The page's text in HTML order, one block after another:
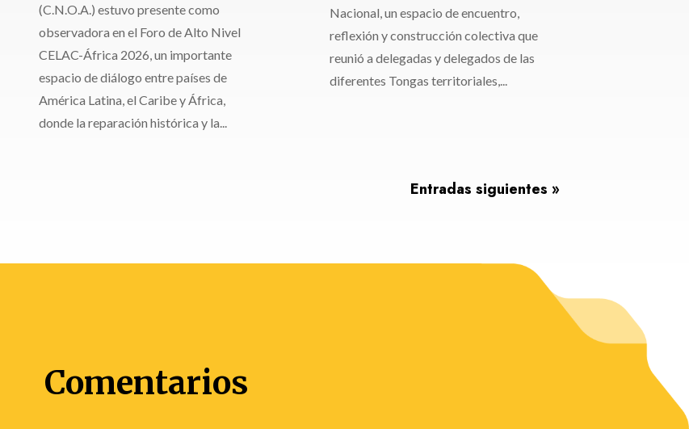
(C.N.O.A.) estuvo presente como
observadora en el Foro de Alto Nivel
CELAC-África 2026, un importante
espacio de diálogo entre países de
América Latina, el Caribe y África,
donde la reparación histórica y la...
Nacional, un espacio de encuentro,
reflexión y construcción colectiva que
reunió a delegadas y delegados de las
diferentes Tongas territoriales,...
Entradas siguientes »
Comentarios